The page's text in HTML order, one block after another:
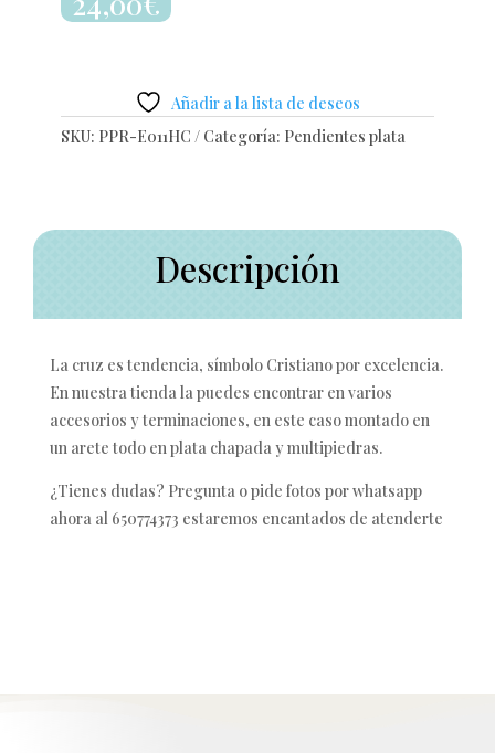
Añadir a la lista de deseos
SKU: PPR-E011HC Categoría: Pendientes plata
Descripción
La cruz es tendencia, símbolo Cristiano por excelencia.
En nuestra tienda la puedes encontrar en varios
accesorios y terminaciones, en este caso montado en
un arete todo en plata chapada y multipiedras.
¿Tienes dudas? Pregunta o pide fotos por whatsapp
ahora al 650774373 estaremos encantados de atenderte